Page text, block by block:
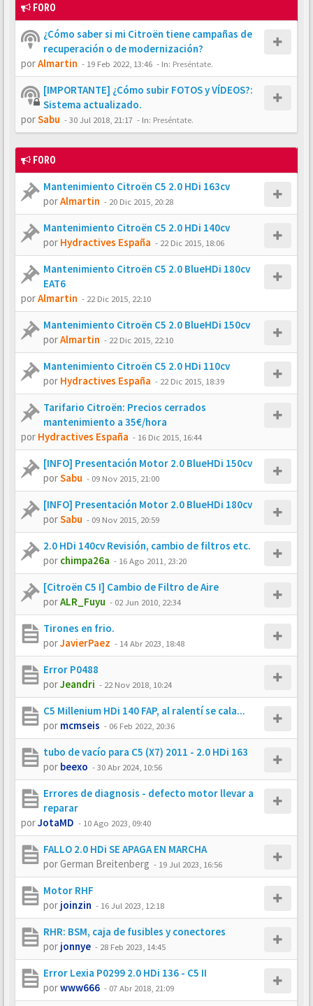
FORO
¿Cómo saber si mi Citroën tiene campañas de
recuperación o de modernización?
porAlmartin - 19 Feb 2022, 13:46 - In: Preséntate.
[IMPORTANTE] ¿Cómo subir FOTOS y VÍDEOS?:
Sistema actualizado.
porSabu -30 Jul 2018, 21:17 - In: Preséntate.
FORO
Mantenimiento Citroën C5 2.0 HDi 163cv
porAlmartin - 20 Dic 2015, 20:28
Mantenimiento Citroën C5 2.0 HDi 140cv
por Hydractives España - 22 Dic 2015, 18:06
Mantenimiento Citroën C5 2.0 BlueHDi 180cv
EAT6
porAlmartin - 22 Dic 2015, 22:10
Mantenimiento Citroën C5 2.0 BlueHDi 150cv
porAlmartin - 22 Dic 2015, 22:10
Mantenimiento Citroën C5 2.0 HDi 110cv
por Hydractives España - 22 Dic 2015, 18:39
Tarifario Citroën: Precios cerrados
mantenimiento a 35€/hora
por Hydractives España - 16 Dic 2015, 16:44
[INFO] Presentación Motor 2.0 BlueHDi 150cv
porSabu - 09 Nov 2015, 21:00
[INFO] Presentación Motor 2.0 BlueHDi 180cv
porSabu - 09 Nov 2015, 20:59
2.0 HDi 140cv Revisión, cambio de filtros etc.
por chimpa26a - 16 Ago 2011, 23:20
[Citroën C5 I] Cambio de Filtro de Aire
porALR_Fuyu - 02 Jun 2010, 22:34
Tirones en frio.
porJavierPaez - 14 Abr 2023, 18:48
Error P0488
porJeandri - 22 Nov 2018, 10:24
C5 Millenium HDi 140 FAP, al ralentí se cala...
por mcmseis - 06 Feb 2022, 20:36
tubo de vacío para C5 (X7) 2011 - 2.0 HDi 163
por beexo -30 Abr 2024, 10:56
Errores de diagnosis - defecto motor llevar a
reparar
porJotaMD - 10 Ago 2023, 09:40
FALLO 2.0 HDi SE APAGA EN MARCHA
porGerman Breitenberg - 19 Jul 2023, 16:56
Motor RHF
por joinzin - 16 Jul 2023, 12:18
RHR: BSM, caja de fusibles y conectores
por jonnye - 28 Feb 2023, 14:45
Error Lexia P0299 2.0 HDi 136 - C5 II
porwww666 - 07 Abr 2018, 21:09